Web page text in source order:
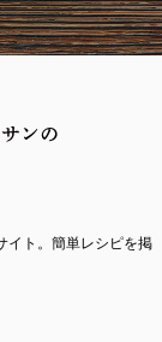
イト。簡単レシピを掲